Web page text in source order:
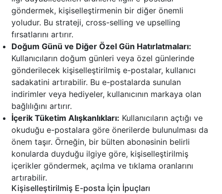
göndermek, kişiselleştirmenin bir diğer önemli
yoludur. Bu strateji, cross-selling ve upselling
fırsatlarını artırır.
Doğum Günü ve Diğer Özel Gün Hatırlatmaları:
Kullanıcıların doğum günleri veya özel günlerinde
gönderilecek kişiselleştirilmiş e-postalar, kullanıcı
sadakatini artırabilir. Bu e-postalarda sunulan
indirimler veya hediyeler, kullanıcının markaya olan
bağlılığını artırır.
İçerik Tüketim Alışkanlıkları: Kullanıcıların açtığı ve
okuduğu e-postalara göre önerilerde bulunulması da
önem taşır. Örneğin, bir bülten abonəsinin belirli
konularda duyduğu ilgiye göre, kişiselleştirilmiş
içerikler göndermek, açılma ve tıklama oranlarını
artırabilir.
Kişiselleştirilmiş E-posta İçin İpuçları